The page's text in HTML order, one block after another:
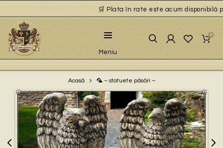
🛒 Plata în rate este acum disponibilă
Meniu
0
Acasă 🦜 – statuete păsări –